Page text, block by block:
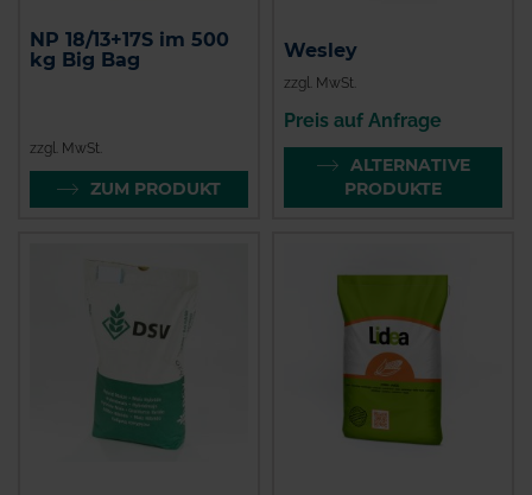
NP 18/13+17S im 500
kg Big Bag
zzgl. MwSt.
ZUM PRODUKT
Wesley
zzgl. MwSt.
Preis auf Anfrage
ALTERNATIVE
PRODUKTE